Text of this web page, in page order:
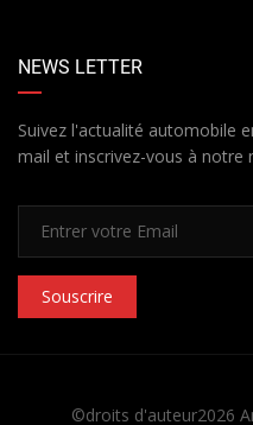
NEWS LETTER
Suivez l'actualité automobile
mail et inscrivez-vous à notre
Souscrire
©droits d'auteur2026